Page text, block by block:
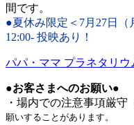
間です。
●夏休み限定＜7月27日（
12:00- 投映あり！
パパ・ママ プラネタリウ
●お客さまへのお願い●
・場内での注意事項厳守
願いすることがあります。